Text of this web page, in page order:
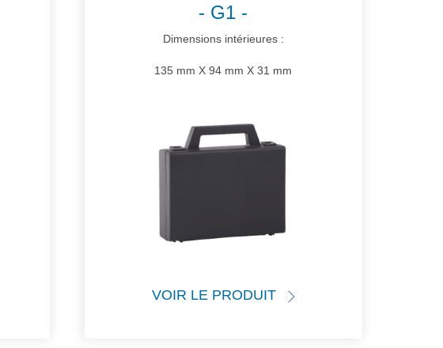
G1
Dimensions intérieures :
135 mm X 94 mm X 31 mm
VOIR LE PRODUIT